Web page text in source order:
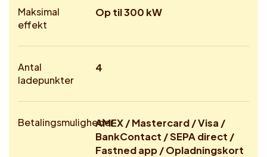
Maksimal
effekt
Op til 300 kW
Antal
ladepunkter
4
BetalingsmulighederAMEX / Mastercard / Visa /
BankContact / SEPA direct /
Fastned app / Opladningskort